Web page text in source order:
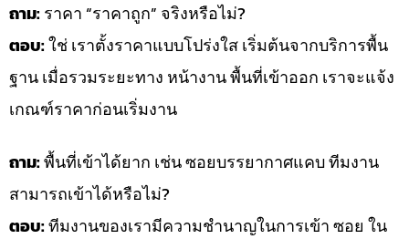
ถาม:ราคา “ราคาถูก” จริงหรือไม่?
ตอบ:ใช่ เราตั้งราคาแบบโปร่งใส เริ่มต้นจากบริการพื้น
ฐาน เมื่อรวมระยะทาง หน้างาน พื้นที่เข้าออก เราจะแจ้ง
เกณฑ์ราคาก่อนเริ่มงาน
ถาม:พื้นที่เข้าได้ยาก เช่น ซอยบรรยากาศแคบ ทีมงาน
สามารถเข้าได้หรือไม่?
ตอบ:ทีมงานของเรามีความชำนาญในการเข้า ซอย ใน